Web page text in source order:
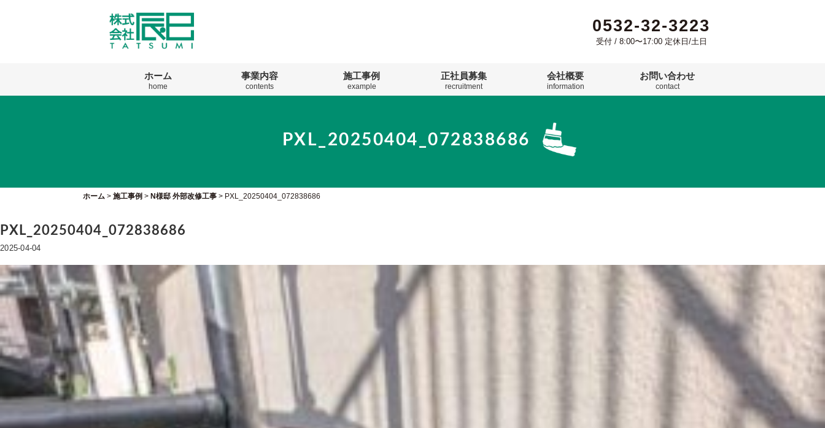
0532-32-3223
受付 / 8:00〜17:00 定休日/土日
ホーム
home
事業内容
contents
施工事例
example
正社員募集
recruitment
会社概要
information
お問い合わせ
contact
PXL_20250404_072838686
ホーム> 施工事例 > N様邸 外部改修工事> PXL_20250404_072838686
PXL_20250404_072838686
2025-04-04